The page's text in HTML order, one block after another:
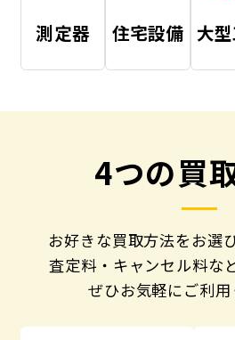
測定器 住宅設備 大
4つの買
お好きな買取方法をお選
査定料・キャンセル料な
ぜひお気軽にご利用